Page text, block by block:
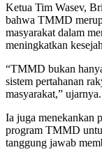
Ketua Tim Wasev,
bahwa TMMD
masyarakat dalam
meningkatkan
“TMMD bukan
sistem pertahanan
masyarakat,” ujarnya.
Ia juga menekankan
program TMMD
tanggung jawab